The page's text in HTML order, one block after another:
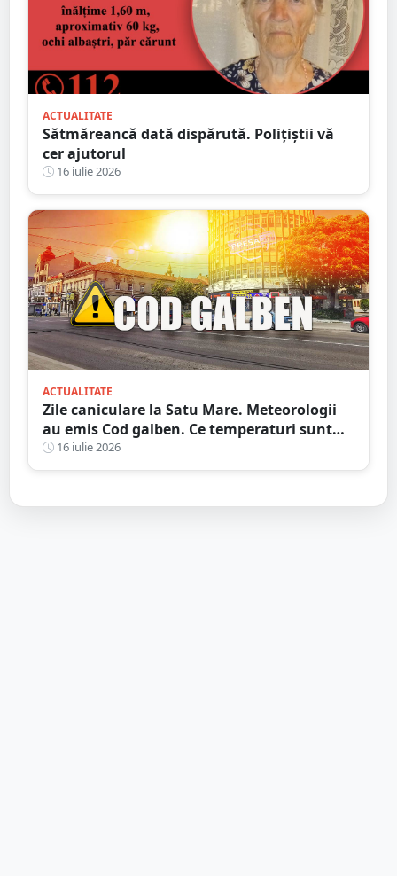
ACTUALITATE
Sătmăreancă dată dispărută. Polițiștii vă
cer ajutorul
16 iulie 2026
ACTUALITATE
Zile caniculare la Satu Mare. Meteorologii
au emis Cod galben. Ce temperaturi sunt
așteptate și când expiră avertizarea meteo
16 iulie 2026